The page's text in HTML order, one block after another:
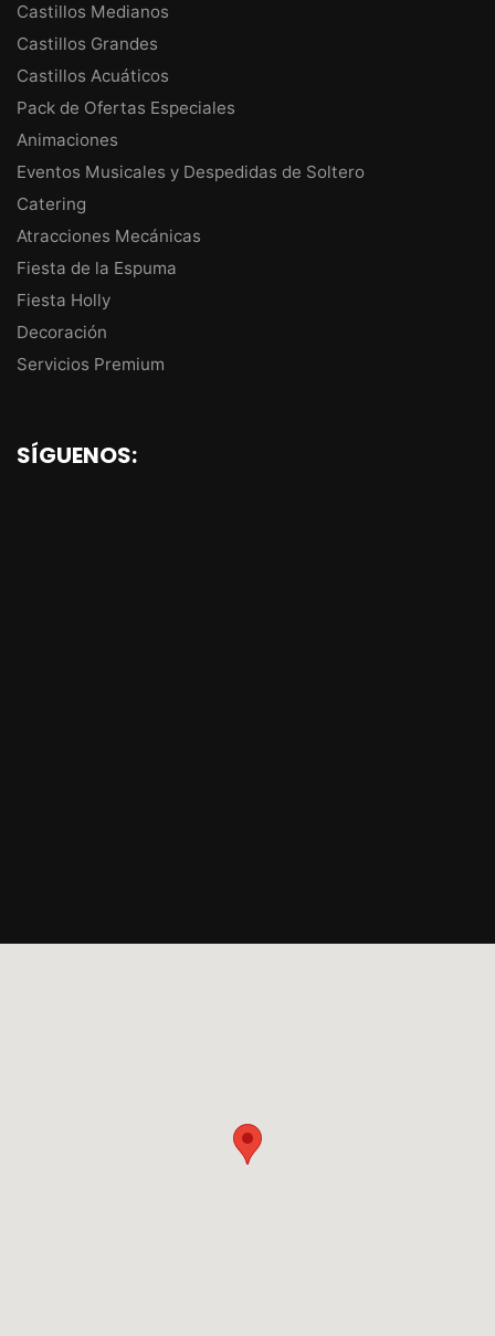
Castillos Medianos
Castillos Grandes
Castillos Acuáticos
Pack de Ofertas Especiales
Animaciones
Eventos Musicales y Despedidas de Soltero
Catering
Atracciones Mecánicas
Fiesta de la Espuma
Fiesta Holly
Decoración
Servicios Premium
SÍGUENOS: